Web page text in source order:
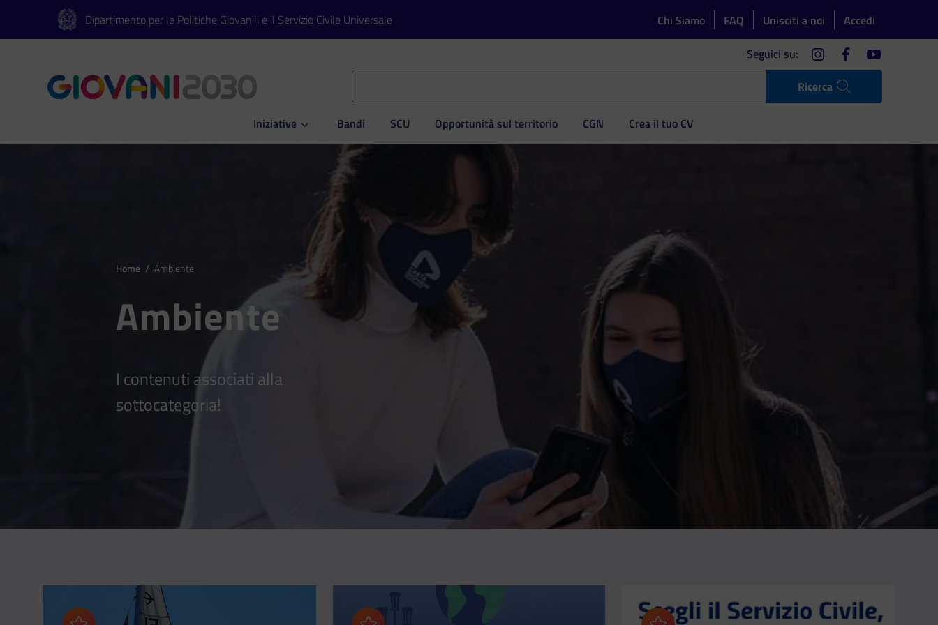
Vai al contenuto principale
Vai al footer Dipartimento per le Politiche Giovanili e il Servizio Civile Universale Chi Siamo FAQ Unisciti a noi Accedi
Ricerca
Seguici su: instagramfacebookyoutube
Iniziative
Apri Iniziative Bandi SCU Opportunità sul territorio CGN Crea il tuo CV
Home / Ambiente
Ambiente
I contenuti associati alla
sottocategoria!